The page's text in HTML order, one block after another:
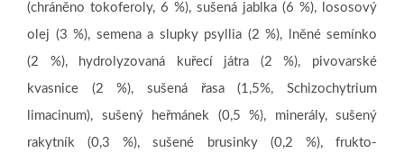
(chráněno tokoferoly, 6 %), sušená jablka (6 %), lososový
olej (3 %), semena a slupky psyllia (2 %), lněné semínko
(2 %), hydrolyzovaná kuřecí játra (2 %), pivovarské
kvasnice (2 %), sušená řasa (1,5%, Schizochytrium
limacinum), sušený heřmánek (0,5 %), minerály, sušený
rakytník (0,3 %), sušené brusinky (0,2 %), frukto-